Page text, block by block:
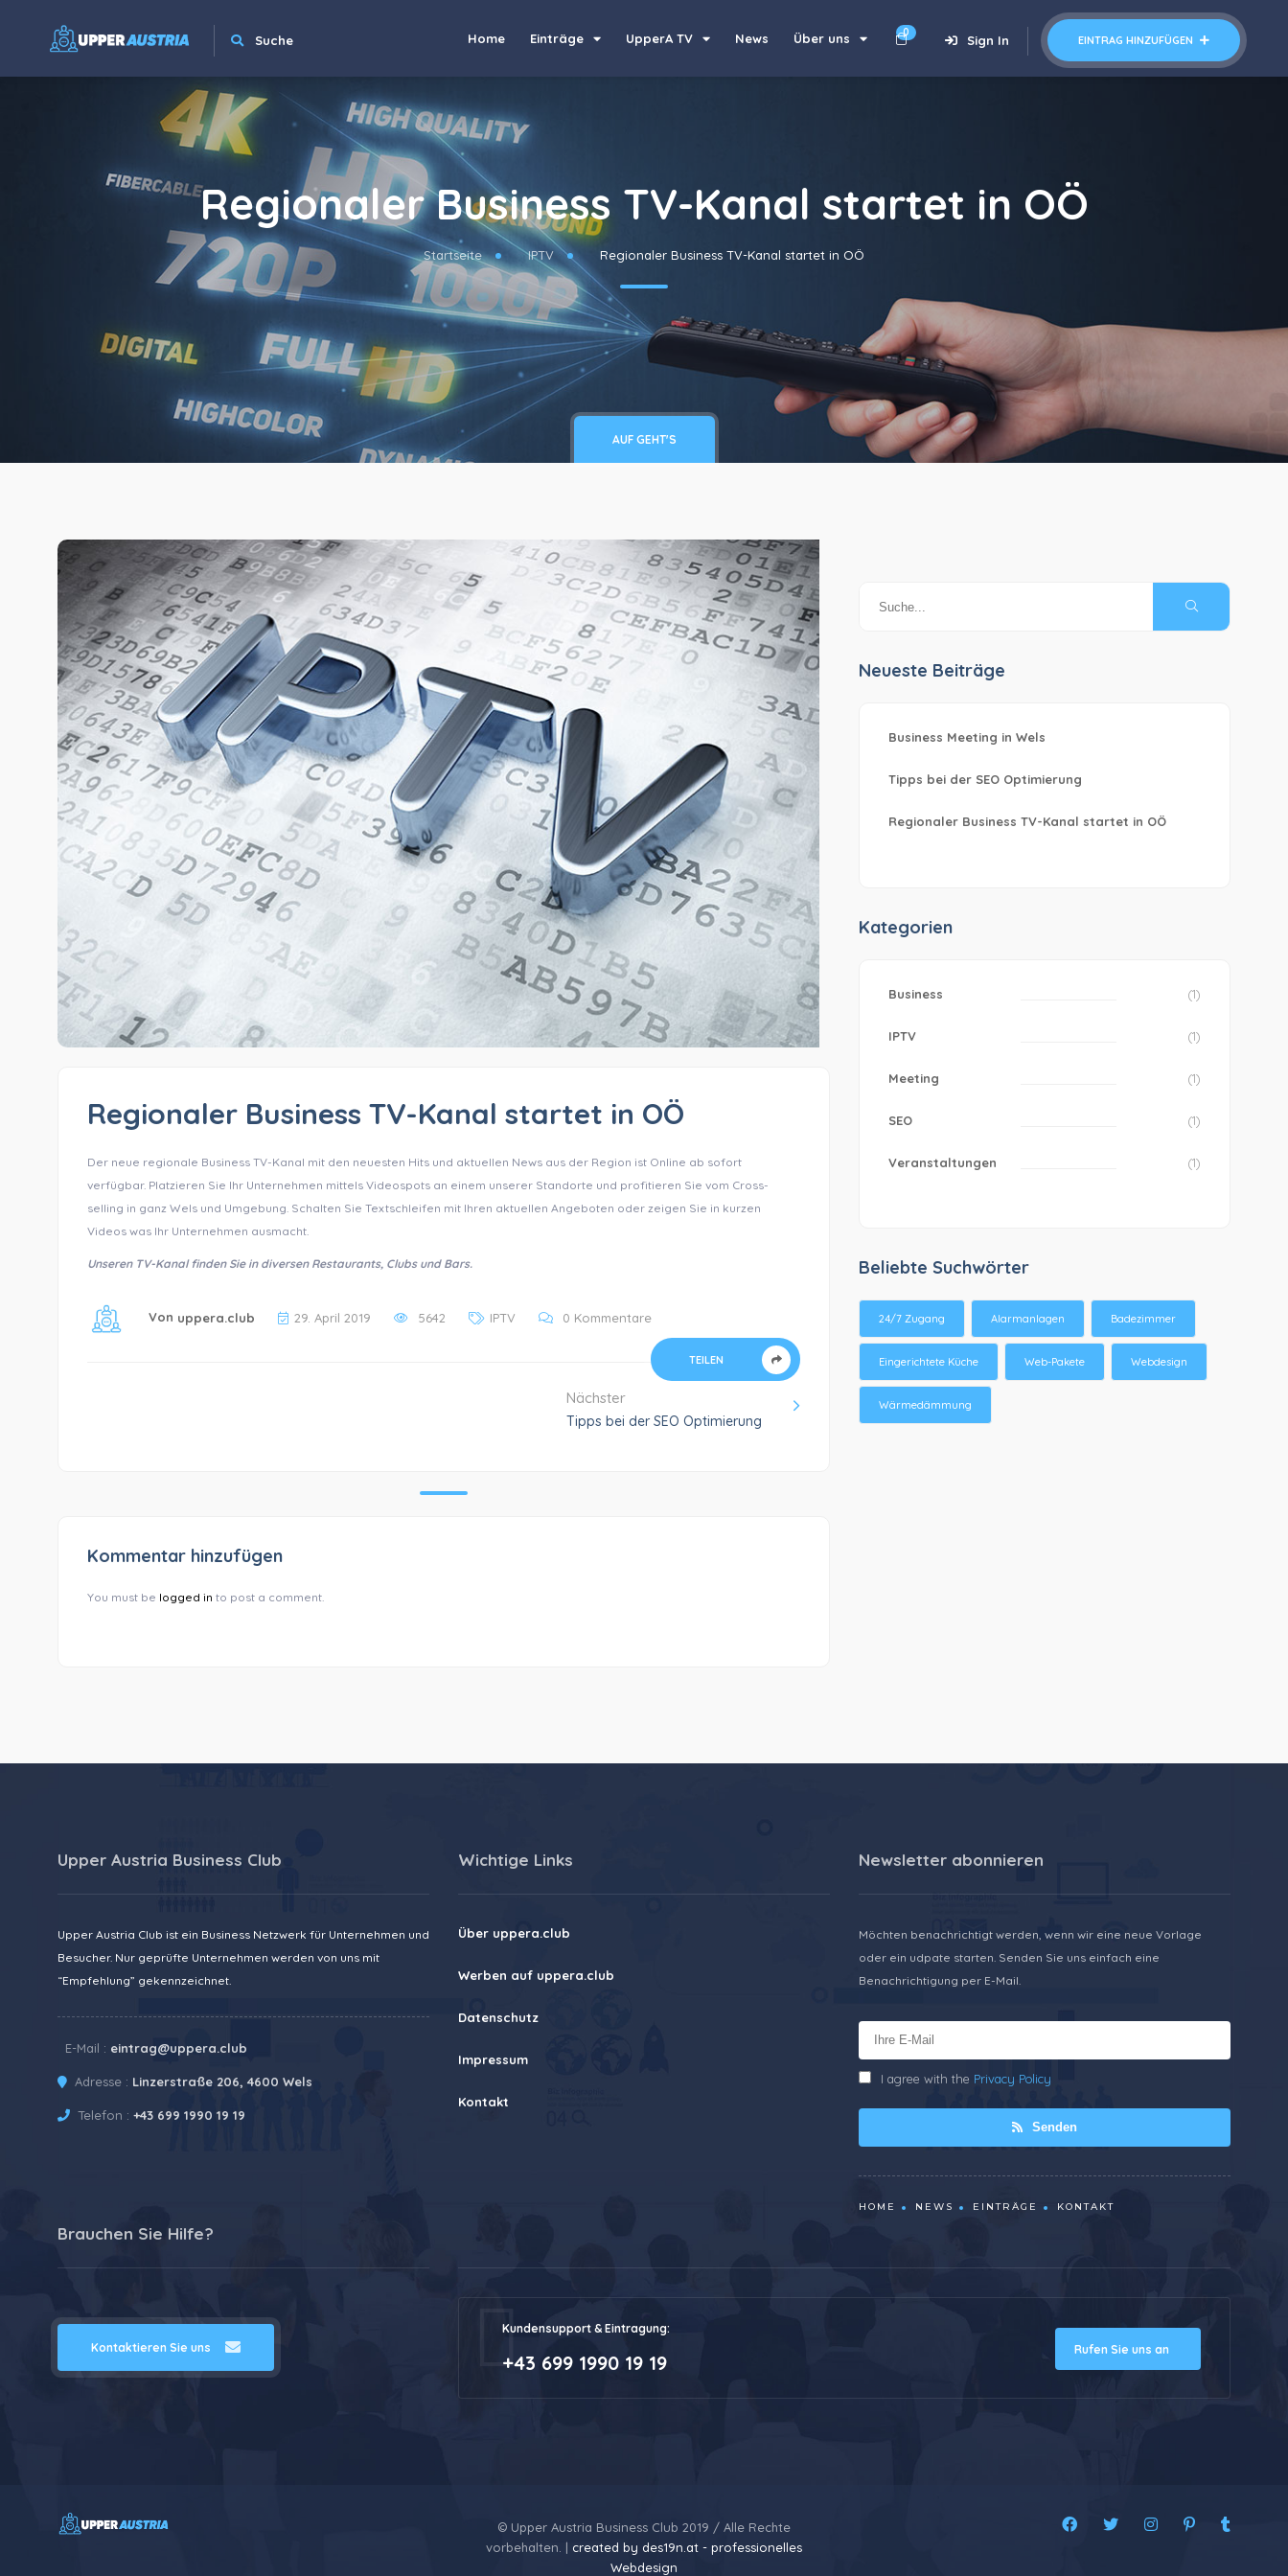
Suche EINTRAG HINZUFÜGEN
Sign In
0
Home Einträge UpperA TV News Über uns
Regionaler Business TV-Kanal startet in OÖ
Startseite IPTV Regionaler Business TV-Kanal startet in OÖ
AUF GEHT'S
Regionaler Business TV-Kanal startet in OÖ
Der neue regionale Business TV-Kanal mit den neuesten Hits und aktuellen News aus der Region ist Online ab sofort
verfügbar. Platzieren Sie Ihr Unternehmen mittels Videospots an einem unserer Standorte und profitieren Sie vom Cross-
selling in ganz Wels und Umgebung. Schalten Sie Textschleifen mit Ihren aktuellen Angeboten oder zeigen Sie in kurzen
Videos was Ihr Unternehmen ausmacht.
Unseren TV-Kanal finden Sie in diversen Restaurants, Clubs und Bars.
Von uppera.club 29. April 2019 5642 IPTV 0 Kommentare
TEILEN
Nächster
Tipps bei der SEO Optimierung
Kommentar hinzufügen
You must be logged in to post a comment.
Neueste Beiträge
Business Meeting in Wels
Tipps bei der SEO Optimierung
Regionaler Business TV-Kanal startet in OÖ
Kategorien
Business (1)
IPTV (1)
Meeting (1)
SEO (1)
Veranstaltungen (1)
Beliebte Suchwörter
24/7 Zugang Alarmanlagen Badezimmer
Eingerichtete Küche Web-Pakete Webdesign
Wärmedämmung
Upper Austria Business Club
Upper Austria Club ist ein Business Netzwerk für Unternehmen und
Besucher. Nur geprüfte Unternehmen werden von uns mit
“Empfehlung” gekennzeichnet.
E-Mail : eintrag@uppera.club
Adresse : Linzerstraße 206, 4600 Wels
Telefon : +43 699 1990 19 19
Wichtige Links
Über uppera.club
Werben auf uppera.club
Datenschutz
Impressum
Kontakt
Newsletter abonnieren
Möchten benachrichtigt werden, wenn wir eine neue Vorlage
oder ein udpate starten. Senden Sie uns einfach eine
Benachrichtigung per E-Mail.
I agree with the Privacy Policy
Senden
HOME NEWS EINTRÄGE KONTAKT
Brauchen Sie Hilfe?
Kontaktieren Sie uns
Kundensupport & Eintragung:
+43 699 1990 19 19
Rufen Sie uns an
© Upper Austria Business Club 2019 / Alle Rechte
vorbehalten. | created by des19n.at - professionelles
Webdesign